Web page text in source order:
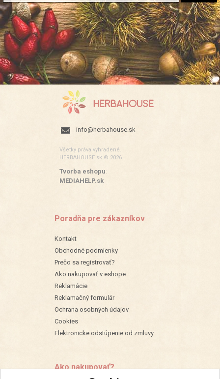
info@herbahouse.sk
Všetky práva vyhradené.
HERBAHOUSE.sk © 2026
Tvorba eshopu:
MEDIAHELP.sk
Poradňa pre zákazníkov
Kontakt
Obchodné podmienky
Prečo sa registrovať?
Ako nakupovať v eshope
Reklamácie
Reklamačný formulár
Ochrana osobných údajov
Cookies
Elektronicke odstúpenie od zmluvy
Ako nakupovať?